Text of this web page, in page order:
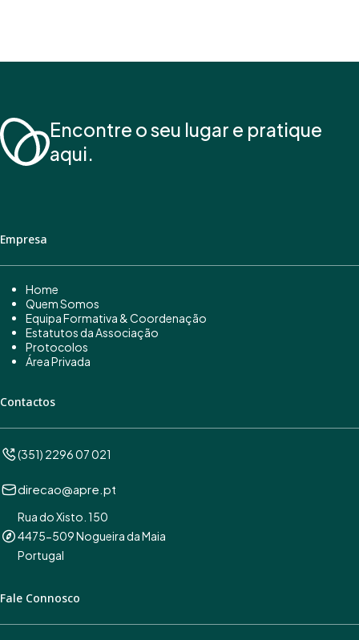
Encontre o seu lugar e pratique
aqui.
Empresa
Home
Quem Somos
Equipa Formativa & Coordenação
Estatutos da Associação
Protocolos
Área Privada
Contactos
(351) 2296 07 021
direcao@apre.pt
Rua do Xisto. 150
4475-509 Nogueira da Maia
Portugal
Fale Connosco